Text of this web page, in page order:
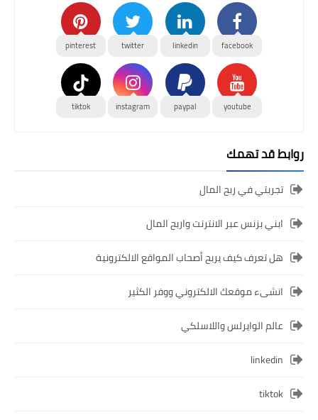
facebook
linkedin
twitter
pinterest
youtube
paypal
instagram
tiktok
روابط قد تهمك
تجربتي في ربح المال
ابني بزنس عبر الانترنت واربح المال
هل تعرف كيف يربح أصحاب المواقع الالكترونية
انشىء موقعك الالكتروني ووفر الكثير
عالم الوايرلس واللاسلكي
linkedin
tiktok